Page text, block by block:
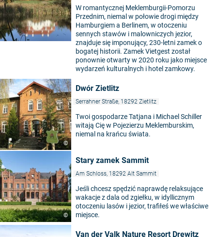
W romantycznej Meklemburgii-Pomorzu
Przednim, niemal w połowie drogi między
Hamburgiem a Berlinem, w otoczeniu
sennych stawów i malowniczych jezior,
znajduje się imponujący, 230-letni zamek o
bogatej historii. Zamek Vietgest został
ponownie otwarty w 2020 roku jako miejsce
wydarzeń kulturalnych i hotel zamkowy.
©
Dwór Zietlitz
Serrahner Straße, 18292 Zietlitz
Twoi gospodarze Tatjana i Michael Schiller
witają Cię w Pojezierzu Meklemburskim,
niemal na krańcu świata.
©
Stary zamek Sammit
Am Schloss, 18292 Alt Sammit
Jeśli chcesz spędzić naprawdę relaksujące
wakacje z dala od zgiełku, w idyllicznym
otoczeniu lasów i jezior, trafiłeś we właściwe
miejsce.
Van der Valk Nature Resort Drewitz